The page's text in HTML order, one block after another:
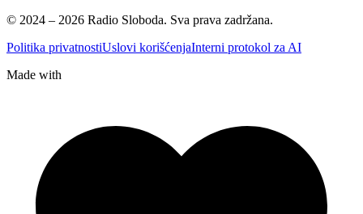
© 2024 – 2026 Radio Sloboda. Sva prava zadržana.
Politika privatnostiUslovi korišćenjaInterni protokol za AI
Made with